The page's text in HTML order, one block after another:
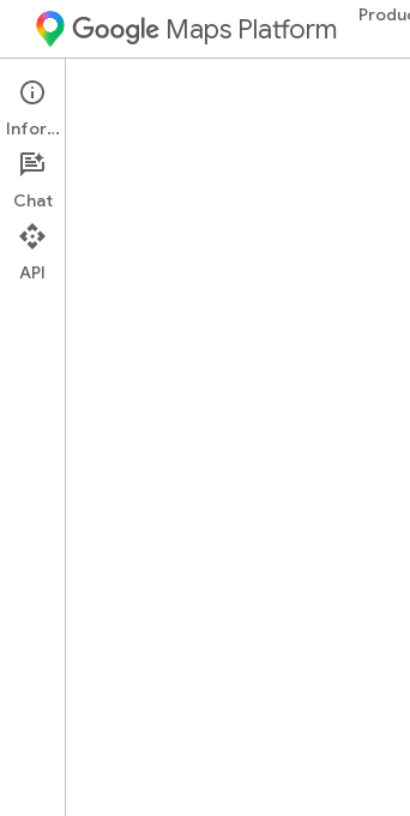
Maps Platform
Ajustes de
Económico
Ajustes de la API de Solar
¿Qué sucede si tengo más
Google Maps Platform
que compilas
Te recomendamos que
aplicaciones nuevas y
En este documento, se
La información que se
Información
Chat
API